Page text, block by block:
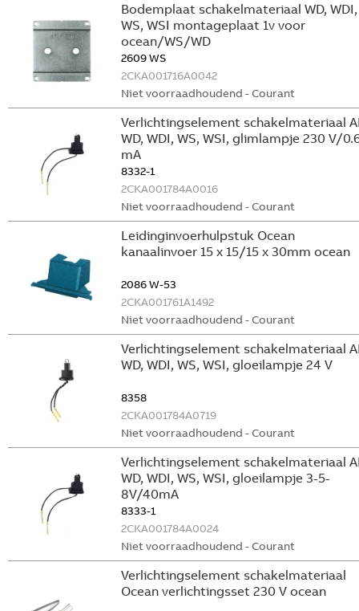
Bodemplaat schakelmateriaal WD, WDI,
WS, WSI montageplaat 1v voor
ocean/WS/WD
2609 WS
2CKA001716A0042
Niet voorraadhoudend - Courant
Verlichtingselement schakelmateriaal
WD, WDI, WS, WSI, glimlampje 230 V/
mA
8332-1
2CKA001784A0016
Niet voorraadhoudend - Courant
Leidinginvoerhulpstuk Ocean
kanaalinvoer 15 x 15/15 x 30mm ocean
2086 W-53
2CKA001761A1492
Niet voorraadhoudend - Courant
Verlichtingselement schakelmateriaal
WD, WDI, WS, WSI, gloeilampje 24 V
8358
2CKA001784A0719
Niet voorraadhoudend - Courant
Verlichtingselement schakelmateriaal
WD, WDI, WS, WSI, gloeilampje 3-5-
8V/40mA
8333-1
2CKA001784A0024
Niet voorraadhoudend - Courant
Verlichtingselement schakelmateriaal
Ocean verlichtingsset 230 V ocean